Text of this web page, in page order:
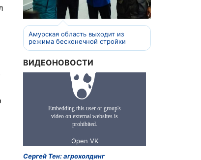
Амурская область выходит из
режима бесконечной стройки
ВИДЕОНОВОСТИ
Сергей Тен: агрохолдинг